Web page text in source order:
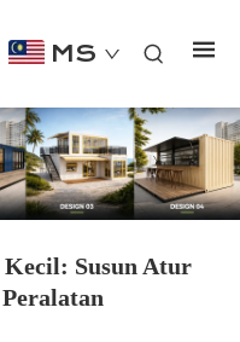
MS
Kecil: Susun Atur